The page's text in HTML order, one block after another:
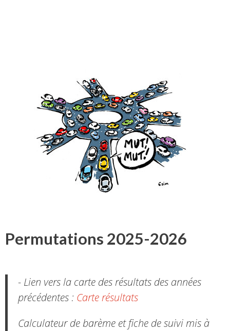
Permutations 2025-2026
- Lien vers la carte des résultats des années
précédentes : Carte résultats
Calculateur de barème et fiche de suivi mis à